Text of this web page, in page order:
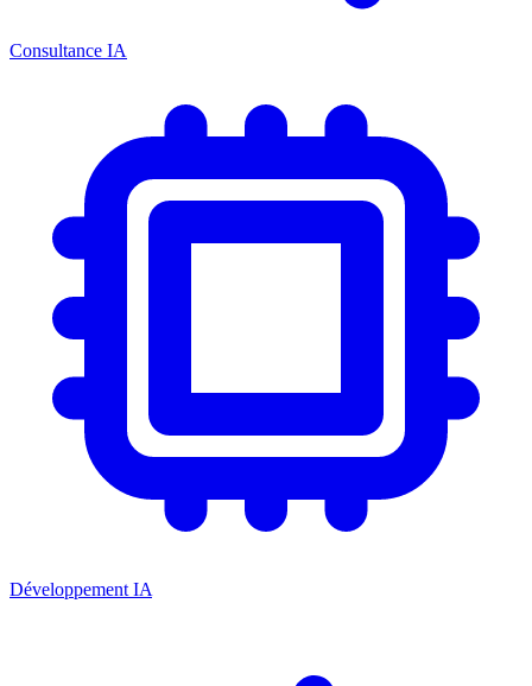
Consultance IA
Développement IA